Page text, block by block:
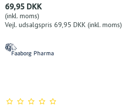
69,95 DKK
(inkl. moms)
Vejl. udsalgspris 69,95 DKK (inkl. moms)